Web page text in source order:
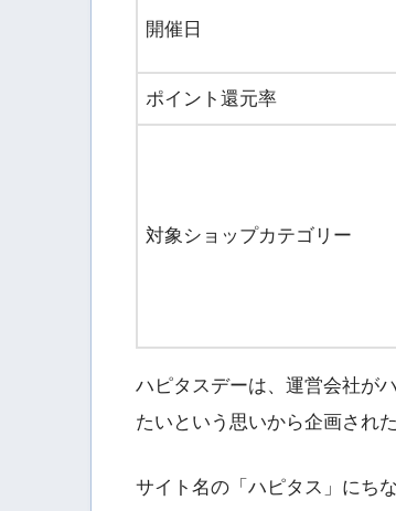
開催日
ポイント還元率
対象ショップカテゴリー
ハピタスデーは、運営会社が
たいという思いから企画され
サイト名の「ハピタス」にち